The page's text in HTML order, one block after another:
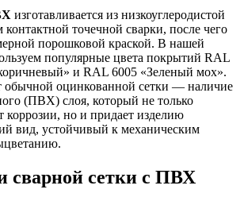
изготавливается из низкоуглеродистой
точечной сварки, после чего
порошковой краской. В нашей
популярные цвета покрытий RAL
и RAL 6005 «Зеленый мох».
обычной оцинкованной сетки — наличие
(ПВХ) слоя, который не только
коррозии, но и придает изделию
вид, устойчивый к механическим
сварной сетки с ПВХ